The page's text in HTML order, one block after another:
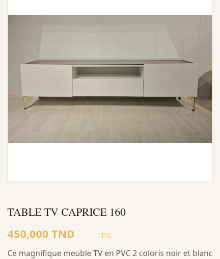
TABLE TV CAPRICE 160
450,000 TND TTC
Ce magnifique meuble TV en PVC 2 coloris noir et blanc